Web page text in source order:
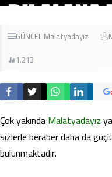
GÜNCELMalatyadayız
1.213
Çok yakındaMalatyadayız
sizlerle beraber daha da
bulunmaktadır.